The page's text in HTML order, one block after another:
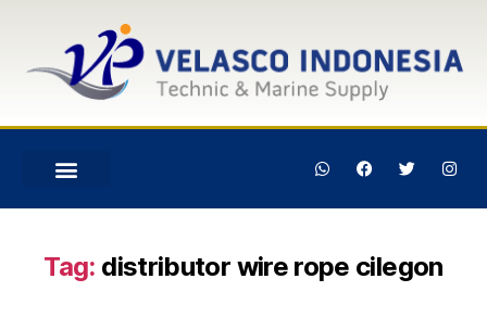
Tag: distributor wire rope cilegon